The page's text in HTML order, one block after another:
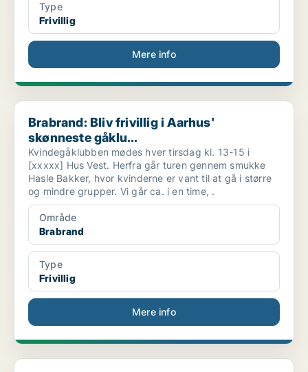
Type
Frivillig
Mere info
Brabrand: Bliv frivillig i Aarhus' skønneste gåklu...
Brabrand: Bliv frivillig i Aarhus'
skønneste gåklu...
Kvindegåklubben mødes hver tirsdag kl. 13-15 i
[xxxxx] Hus Vest. Herfra går turen gennem smukke
Hasle Bakker, hvor kvinderne er vant til at gå i større
og mindre grupper. Vi går ca. i en time, .
Område
Brabrand
Type
Frivillig
Mere info
Århus V: Projektleder i en Læringscafé i Aarhus: G...